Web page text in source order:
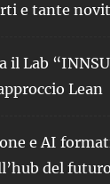
e tante
il Lab
Lean
e AI
del